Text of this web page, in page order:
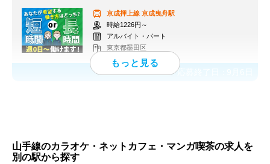
京成押上線 京成曳舟駅
時給1226円～
アルバイト・パート
東京都墨田区
応募終了日：
山手線のカラオケ・ネットカフェ・マンガ喫茶の求人を
別の駅から探す